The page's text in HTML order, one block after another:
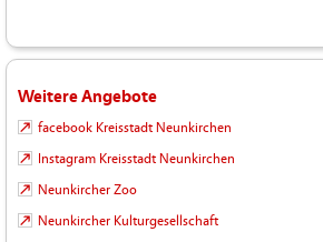
Weitere Angebote
facebook Kreisstadt Neunkirchen
Instagram Kreisstadt Neunkirchen
Neunkircher Zoo
Neunkircher Kulturgesellschaft